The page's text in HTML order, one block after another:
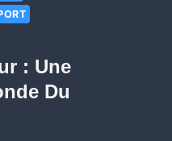
: Une
Du